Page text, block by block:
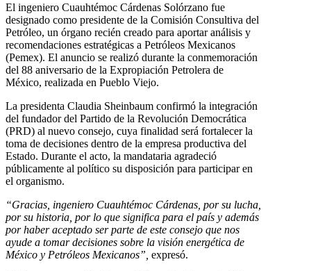
El ingeniero Cuauhtémoc Cárdenas Solórzano fue
designado como presidente de la Comisión Consultiva del
Petróleo, un órgano recién creado para aportar análisis y
recomendaciones estratégicas a Petróleos Mexicanos
(Pemex). El anuncio se realizó durante la conmemoración
del 88 aniversario de la Expropiación Petrolera de
México, realizada en Pueblo Viejo.
La presidenta Claudia Sheinbaum confirmó la integración
del fundador del Partido de la Revolución Democrática
(PRD) al nuevo consejo, cuya finalidad será fortalecer la
toma de decisiones dentro de la empresa productiva del
Estado. Durante el acto, la mandataria agradeció
públicamente al político su disposición para participar en
el organismo.
“Gracias, ingeniero Cuauhtémoc Cárdenas, por su lucha,
por su historia, por lo que significa para el país y además
por haber aceptado ser parte de este consejo que nos
ayude a tomar decisiones sobre la visión energética de
México y Petróleos Mexicanos”, expresó.